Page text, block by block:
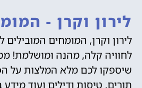
לירון וקרן -
לירון וקרן, המומחים
לחוויה קלה, מהנה ומושלמת!
שיספקו לכם מלא המלצות על
תורים, טיסות ודילים ועוד